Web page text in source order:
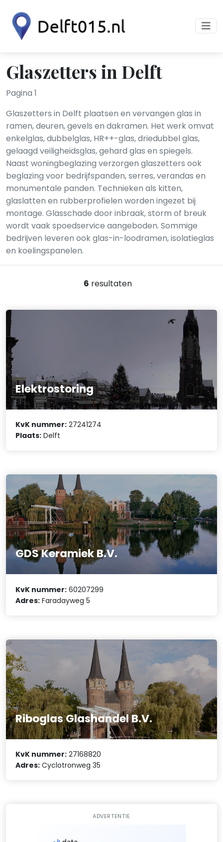
Glaszetters in Delft
Pagina 1
Glaszetters in Delft plaatsen en vervangen glas in
ramen, deuren, gevels en dakramen. Het werk omvat
enkelglas, dubbelglas, HR++-glas, driedubbel glas,
gelaagd veiligheidsglas, gehard glas en spiegels.
Naast woningbeglazing verzorgen glaszetters ook
beglazing voor bedrijfspanden, serres, verandas en
monumentale panden. Technieken als kitten,
glaslatten en rubberprofielen worden ingezet bij
montage. Glasschade door inbraak, storm of breuk
wordt vaak spoedservice aangeboden. Sommige
bedrijven leveren ook glas-in-loodramen, isolatieglas
en koelingspanelen.
6 resultaten
Elektrostoring
KvK nummer: 27241274
Plaats: Delft
GDS Keramiek B.V.
KvK nummer: 60207299
Adres: Faradayweg 5
Riboglas Glashandel B.V.
KvK nummer: 27168820
Adres: Cyclotronweg 35
ADVERTENTIE